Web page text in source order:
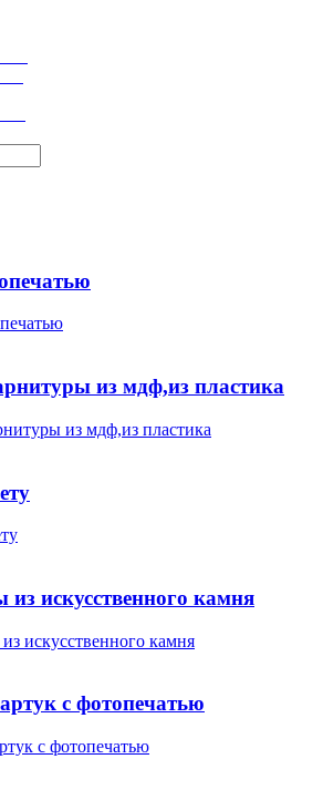
из мдф,из пластика
искусственного камня
с фотопечатью